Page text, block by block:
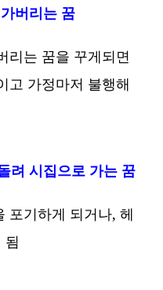
버리는 꿈
리는 꿈을 꾸게되면
고 가정마저 불행해
려 시집으로 가는 꿈
포기하게 되거나, 헤
됨